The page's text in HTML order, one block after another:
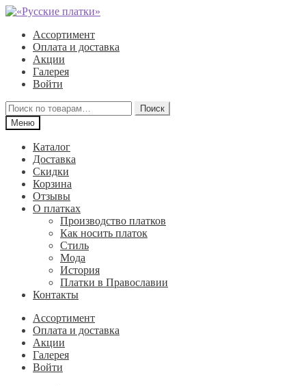
Перейти
навигации
Перейти
содержимому
Ассортимент
Оплата и доставка
Акции
Галерея
Войти
Искать:
Поиск
Меню
Каталог
Доставка
Скидки
Корзина
Отзывы
О платках
Производство платков
Как носить платок
Стиль
Мода
История
Платки в Православии
Контакты
Ассортимент
Оплата и доставка
Акции
Галерея
Войти